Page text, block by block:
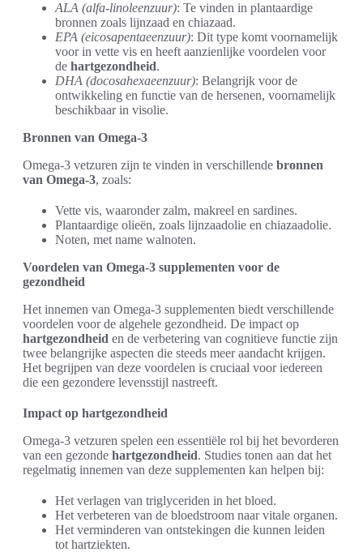
ALA (alfa-linoleenzuur): Te vinden in plantaardige
bronnen zoals lijnzaad en chiazaad.
EPA (eicosapentaeenzuur): Dit type komt voornamelijk
voor in vette vis en heeft aanzienlijke voordelen voor
de hartgezondheid.
DHA (docosahexaeenzuur): Belangrijk voor de
ontwikkeling en functie van de hersenen, voornamelijk
beschikbaar in visolie.
Bronnen van Omega-3
Omega-3 vetzuren zijn te vinden in verschillende bronnen
van Omega-3, zoals:
Vette vis, waaronder zalm, makreel en sardines.
Plantaardige olieën, zoals lijnzaadolie en chiazaadolie.
Noten, met name walnoten.
Voordelen van Omega-3 supplementen voor de
gezondheid
Het innemen van Omega-3 supplementen biedt verschillende
voordelen voor de algehele gezondheid. De impact op
hartgezondheid en de verbetering van cognitieve functie zijn
twee belangrijke aspecten die steeds meer aandacht krijgen.
Het begrijpen van deze voordelen is cruciaal voor iedereen
die een gezondere levensstijl nastreeft.
Impact op hartgezondheid
Omega-3 vetzuren spelen een essentiële rol bij het bevorderen
van een gezonde hartgezondheid. Studies tonen aan dat het
regelmatig innemen van deze supplementen kan helpen bij:
Het verlagen van triglyceriden in het bloed.
Het verbeteren van de bloedstroom naar vitale organen.
Het verminderen van ontstekingen die kunnen leiden
tot hartziekten.